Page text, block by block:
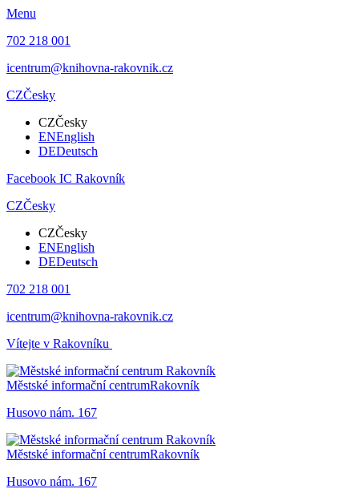
Menu
702 218 001
icentrum@knihovna-rakovnik.cz
CZČesky
CZČesky
ENEnglish
DEDeutsch
Facebook IC Rakovník
CZČesky
CZČesky
ENEnglish
DEDeutsch
702 218 001
icentrum@knihovna-rakovnik.cz
Vítejte v Rakovníku
Městské informační centrumRakovník
Husovo nám. 167
Městské informační centrumRakovník
Husovo nám. 167